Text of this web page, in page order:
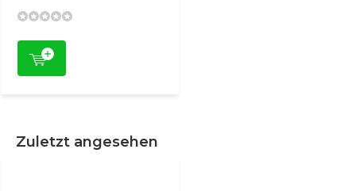
Zuletzt angesehen